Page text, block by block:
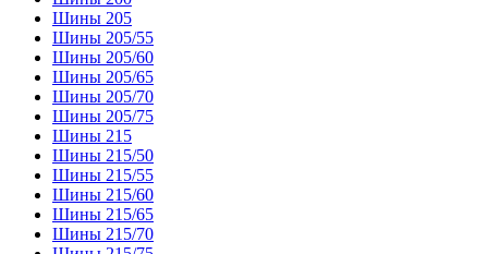
Шины 205
Шины 205/55
Шины 205/60
Шины 205/65
Шины 205/70
Шины 205/75
Шины 215
Шины 215/50
Шины 215/55
Шины 215/60
Шины 215/65
Шины 215/70